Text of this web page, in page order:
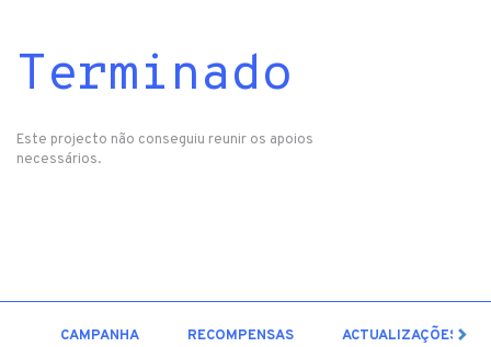
Terminado
Este projecto não conseguiu reunir os apoios
necessários.
CAMPANHA RECOMPENSAS ACTUALIZAÇÕES